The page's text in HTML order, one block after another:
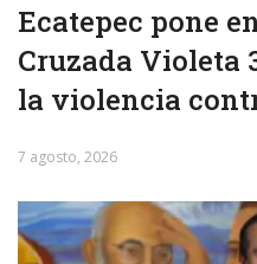
Ecatepec pone
Cruzada Violeta
la violencia
7 agosto, 2026